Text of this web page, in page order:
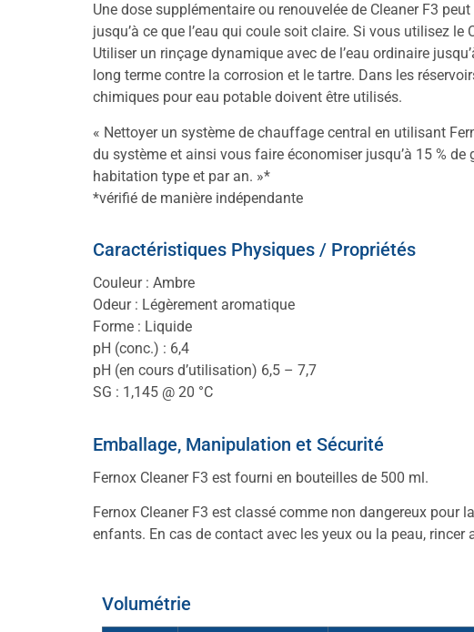
Une dose supplémentaire ou renouvelée de Cleaner F3
jusqu’à ce que l’eau qui coule soit claire. Si vous utilisez
Utiliser un rinçage dynamique avec de l’eau ordinaire
long terme contre la corrosion et le tartre. Dans les
chimiques pour eau potable doivent être utilisés.
« Nettoyer un système de chauffage central en utilisant
du système et ainsi vous faire économiser jusqu’à 15 %
habitation type et par an. »*
*vérifié de manière indépendante
Caractéristiques Physiques / Propriétés
Couleur : Ambre
Odeur : Légèrement aromatique
Forme : Liquide
pH (conc.) : 6,4
pH (en cours d’utilisation) 6,5 – 7,7
SG : 1,145 @ 20 °C
Emballage, Manipulation et Sécurité
Fernox Cleaner F3 est fourni en bouteilles de 500 ml.
Fernox Cleaner F3 est classé comme non dangereux
enfants. En cas de contact avec les yeux ou la peau, rincer
Volumétrie